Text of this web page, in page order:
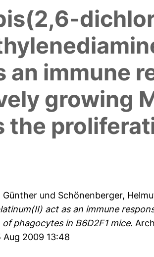
an immune
growing
the
Günther und Schönenberger,
act as an immune
phagocytes in B6D2F1 mice.
2009 13:48